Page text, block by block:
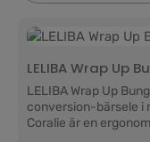
LELIBA Wrap Up
LELIBA Wrap Up
conversion-bärsele i
Coralie är en